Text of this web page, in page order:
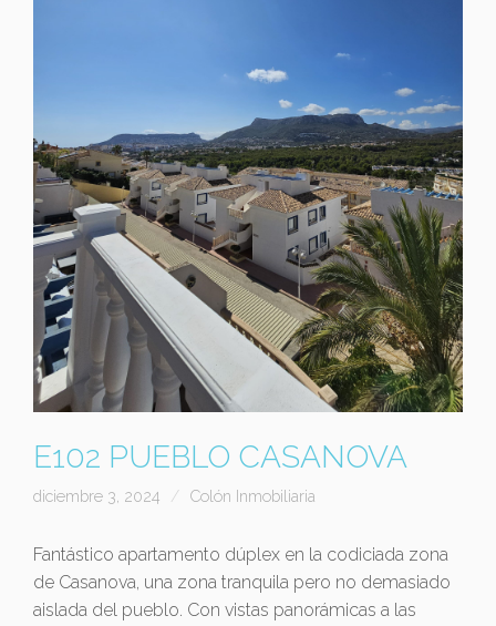
E102 PUEBLO CASANOVA
diciembre 3, 2024 Colón Inmobiliaria
Fantástico apartamento dúplex en la codiciada zona
de Casanova, una zona tranquila pero no demasiado
aislada del pueblo. Con vistas panorámicas a las